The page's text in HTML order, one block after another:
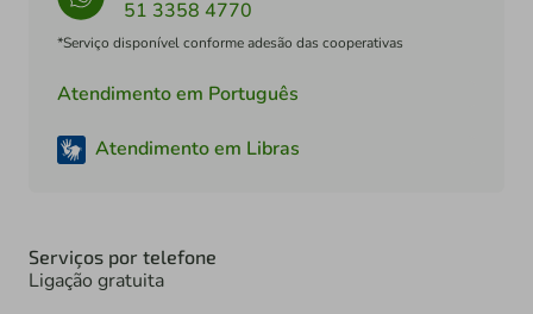
51 3358 4770
*Serviço disponível conforme adesão das cooperativas
Atendimento em Português
Atendimento em Libras
Serviços por telefone
Ligação gratuita